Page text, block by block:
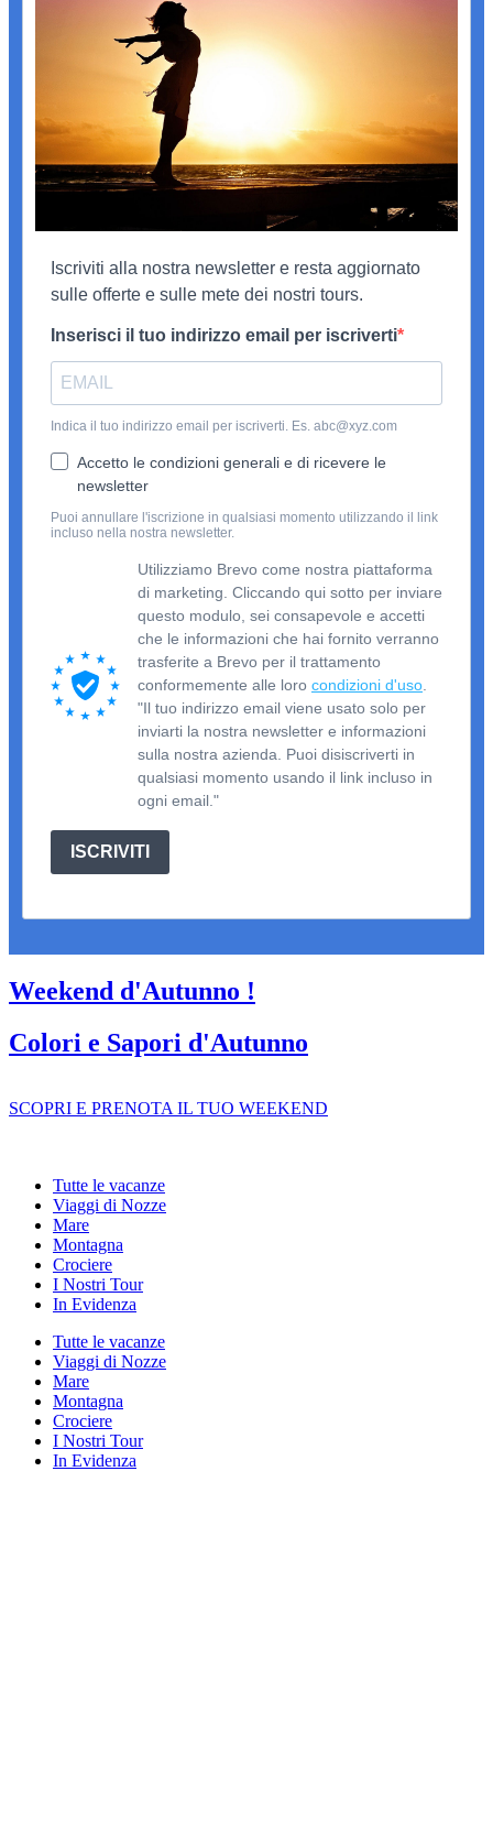
Iscriviti alla nostra newsletter e resta aggiornato
sulle offerte e sulle mete dei nostri tours.
Inserisci il tuo indirizzo email per iscriverti
Indica il tuo indirizzo email per iscriverti. Es. abc@xyz.com
Accetto le condizioni generali e di ricevere le
newsletter
Puoi annullare l'iscrizione in qualsiasi momento utilizzando il link
incluso nella nostra newsletter.
Utilizziamo Brevo come nostra piattaforma
di marketing. Cliccando qui sotto per inviare
questo modulo, sei consapevole e accetti
che le informazioni che hai fornito verranno
trasferite a Brevo per il trattamento
conformemente alle loro condizioni d'uso
"Il tuo indirizzo email viene usato solo per
inviarti la nostra newsletter e informazioni
sulla nostra azienda. Puoi disiscriverti in
qualsiasi momento usando il link incluso in
ogni email."
ISCRIVITI
Weekend d'Autunno !
Colori e Sapori d'Autunno
SCOPRI E PRENOTA IL TUO WEEKEND
Tutte le vacanze
Viaggi di Nozze
Mare
Montagna
Crociere
I Nostri Tour
In Evidenza
Tutte le vacanze
Viaggi di Nozze
Mare
Montagna
Crociere
I Nostri Tour
In Evidenza